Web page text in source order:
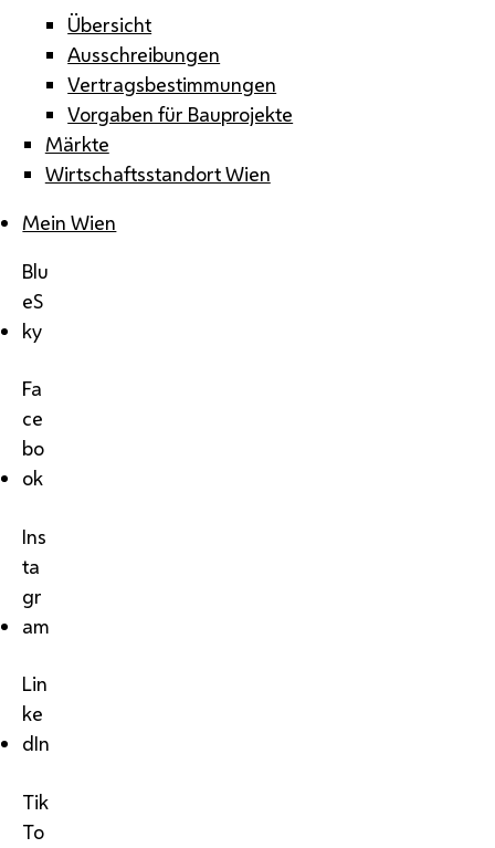
Übersicht
Ausschreibungen
Vertragsbestimmungen
Vorgaben für Bauprojekte
Märkte
Wirtschaftsstandort Wien
Mein Wien
Blu
eS
ky
Fa
ce
bo
ok
Ins
ta
gr
am
Lin
ke
dIn
Tik
To